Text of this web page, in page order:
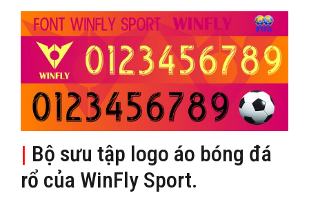
| Bộ sưu tập logo áo bóng đá
rổ của WinFly Sport.